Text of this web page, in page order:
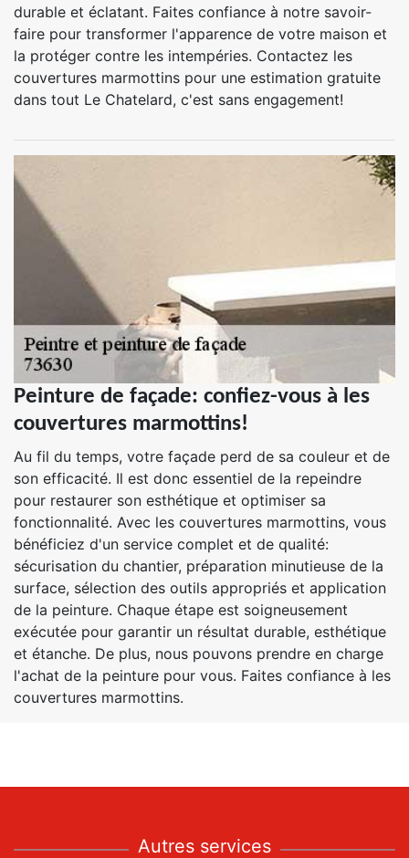
durable et éclatant. Faites confiance à notre savoir-
faire pour transformer l'apparence de votre maison et
la protéger contre les intempéries. Contactez les
couvertures marmottins pour une estimation gratuite
dans tout Le Chatelard, c'est sans engagement!
Peinture de façade: confiez-vous à les
couvertures marmottins!
Au fil du temps, votre façade perd de sa couleur et de
son efficacité. Il est donc essentiel de la repeindre
pour restaurer son esthétique et optimiser sa
fonctionnalité. Avec les couvertures marmottins, vous
bénéficiez d'un service complet et de qualité:
sécurisation du chantier, préparation minutieuse de la
surface, sélection des outils appropriés et application
de la peinture. Chaque étape est soigneusement
exécutée pour garantir un résultat durable, esthétique
et étanche. De plus, nous pouvons prendre en charge
l'achat de la peinture pour vous. Faites confiance à les
couvertures marmottins.
Autres services